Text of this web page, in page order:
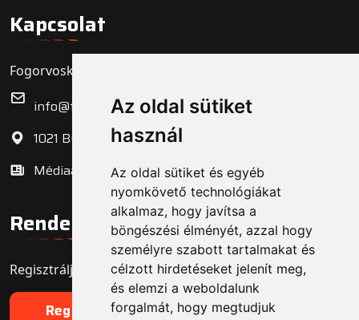
Az oldal sütiket
használ
Az oldal sütiket és egyéb
nyomkövető technológiákat
alkalmaz, hogy javítsa a
böngészési élményét, azzal hogy
személyre szabott tartalmakat és
célzott hirdetéseket jelenít meg,
és elemzi a weboldalunk
forgalmát, hogy megtudjuk
Kapcsolat
Fogorvoskereső.hu Zrt.
info@fogorvoskereso.hu
1021 Budapest, Bécsi út 3-5.
Médiaajánlat
Rendelő regisztráció
Regisztrálja fogorvosi rendelőjét még ma!
Regisztráció